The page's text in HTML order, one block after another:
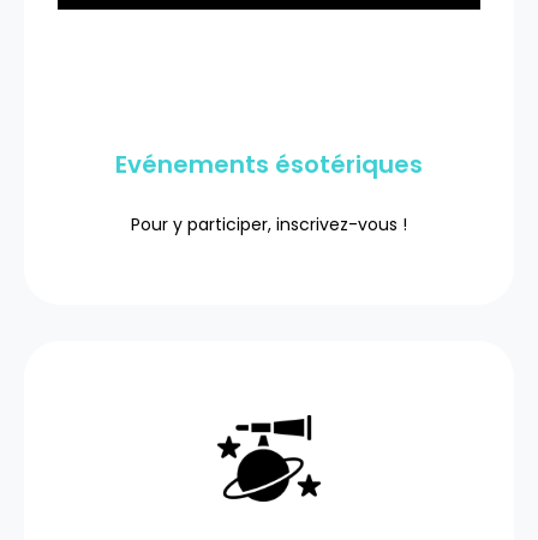
Evénements ésotériques
Pour y participer, inscrivez-vous !